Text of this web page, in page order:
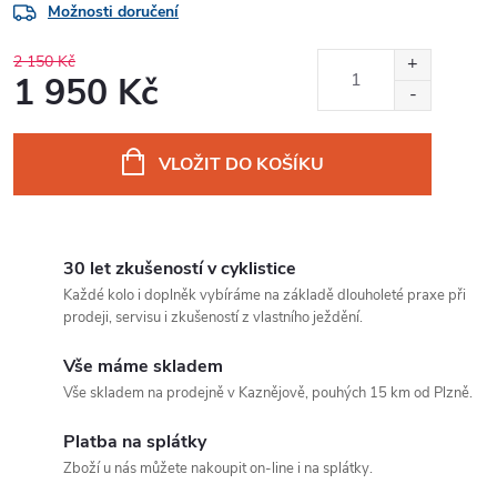
Možnosti doručení
2 150 Kč
1 950 Kč
VLOŽIT DO KOŠÍKU
30 let zkušeností v cyklistice
Každé kolo i doplněk vybíráme na základě dlouholeté praxe při
prodeji, servisu i zkušeností z vlastního ježdění.
Vše máme skladem
Vše skladem na prodejně v Kaznějově, pouhých 15 km od Plzně.
Platba na splátky
Zboží u nás můžete nakoupit on-line i na splátky.